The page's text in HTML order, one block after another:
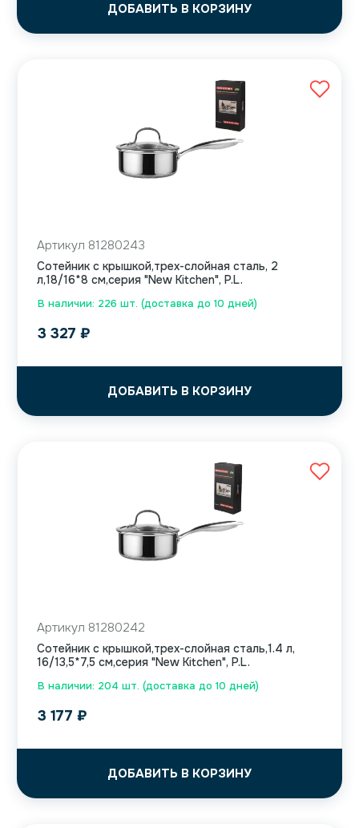
ДОБАВИТЬ В КОРЗИНУ
В наличии: 226 шт. (доставка до 10 дней)
Артикул 81280243
Сотейник с крышкой,трех-слойная сталь, 2
л,18/16*8 см,серия "New Kitchen", P.L.
3 327 ₽
ДОБАВИТЬ В КОРЗИНУ
В наличии: 204 шт. (доставка до 10 дней)
Артикул 81280242
Сотейник с крышкой,трех-слойная сталь,1.4 л,
16/13,5*7,5 см,серия "New Kitchen", P.L.
3 177 ₽
ДОБАВИТЬ В КОРЗИНУ